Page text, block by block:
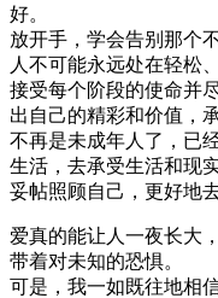
好。
放开手，学会告别那个
人不可能永远处在轻松
接受每个阶段的使命并
出自己的精彩和价值，
不再是未成年人了，已
生活，去承受生活和现
妥帖照顾自己，更好地
爱真的能让人一夜长大
带着对未知的恐惧。
可是，我一如既往地相